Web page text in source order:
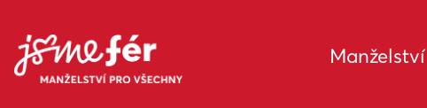
Manželství